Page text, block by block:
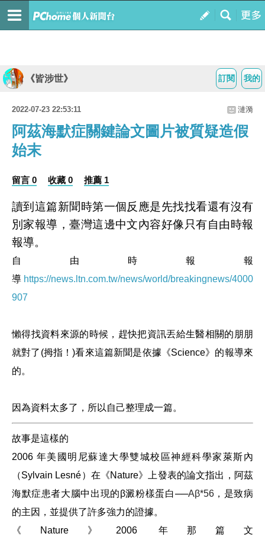
我的
訂閱
《皆涉世》
2022-07-23 22:53:11 漣漪
阿茲海默症關鍵論文圖片被質疑造假
始末
留言 0 收藏 0 推薦 1
讀到這篇新聞時第一個反應是先找找看還有沒有
別家報導，臺灣這邊中文內容好像只有自由時報
報導。
自由時報報
導 https://news.ltn.com.tw/news/world/breakingnews/4000
907
懶得找資料來源的時候，趕快把資訊丟給生醫相關的朋朋
就對了(拇指！)看來這篇新聞是依據《Science》的報導來
的。
因為資料太多了，所以自己整理成一篇。
故事是這樣的
2006 年美國明尼蘇達大學雙城校區神經科學家萊斯內
（Sylvain Lesné）在《Nature》上發表的論文指出，阿茲
海默症患者大腦中出現的β澱粉樣蛋白──Aβ*56，是致病
的主因，並提供了許多強力的證據。
《Nature》2006 年那篇文